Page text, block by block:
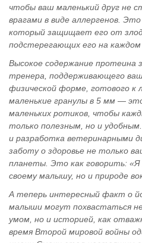
чтобы ваш маленький друг не
врагами в виде аллергенов.
который защищает его от
подстерегающих его на каждом
Высокое содержание протеина
тренера, поддерживающего
физической форме, готового к
маленькие гранулы в 5 мм —
маленьких ротиков, чтобы
только полезным, но и
и разработка ветеринарными
заботу о здоровье не только
планеты. Это как говорить:
своему малышу, но и природе
А теперь интересный факт о
малыши могут похвастаться
умом, но и историей, как
время Второй мировой войны